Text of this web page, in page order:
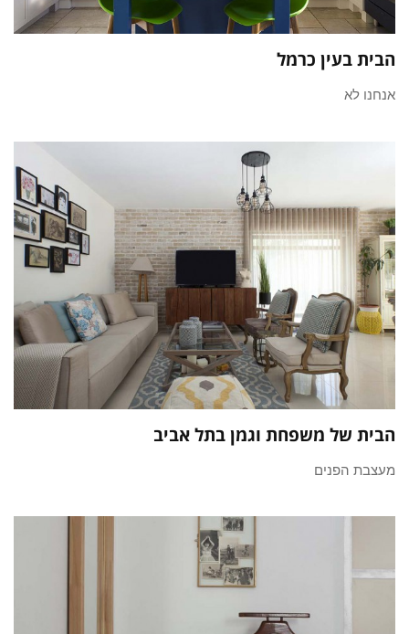
הבית בעין כרמל
אנחנו לא
הבית של משפחת וגמן בתל אביב
מעצבת הפנים